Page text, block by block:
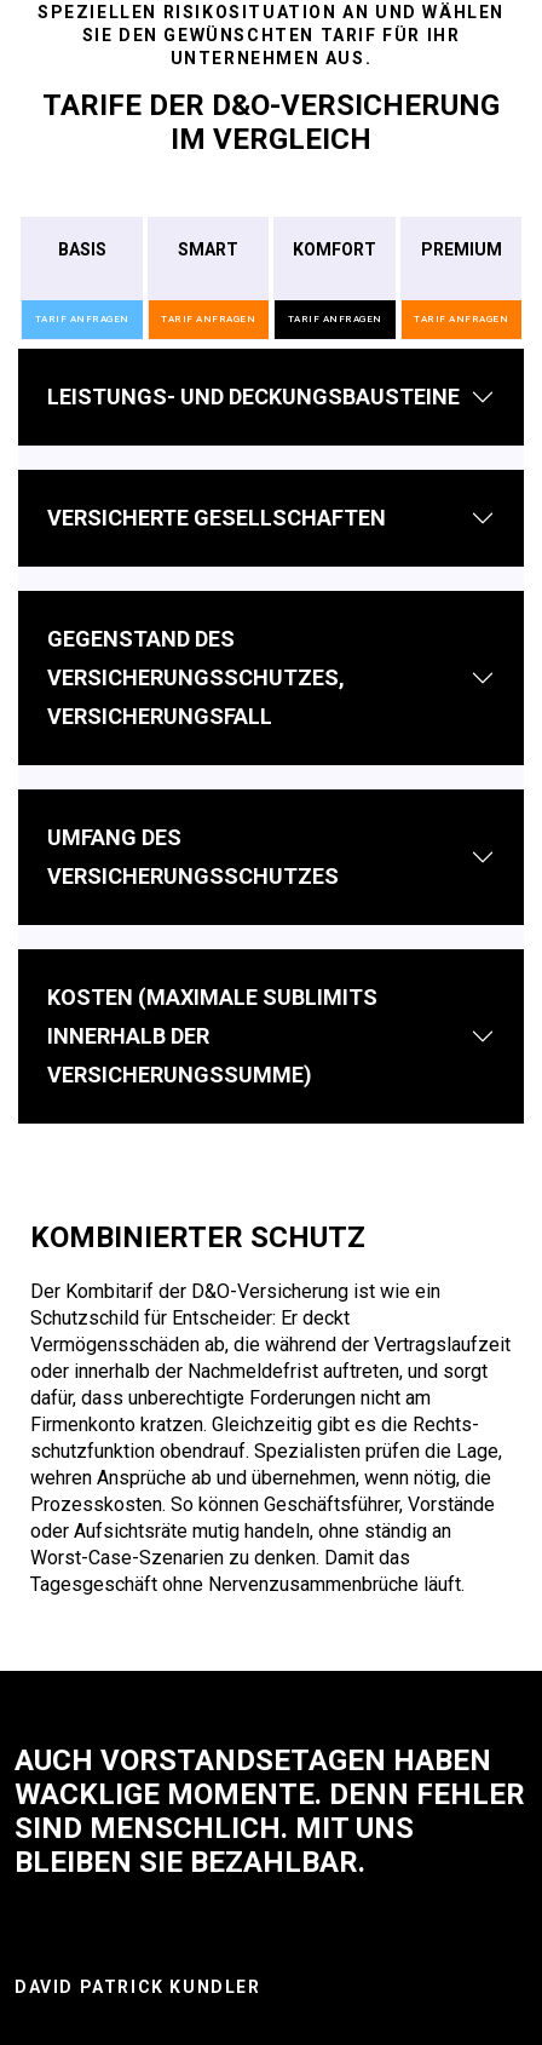
SPEZIELLEN RISIKOSITUATION AN UND WÄHLEN
SIE DEN GEWÜNSCHTEN TARIF FÜR IHR
UNTERNEHMEN AUS.
TARIFE DER D&O-VERSICHERUNG
IM VERGLEICH
BASIS
TARIF ANFRAGEN
SMART
TARIF ANFRAGEN
KOMFORT
TARIF ANFRAGEN
PREMIUM
TARIF ANFRAGEN
LEISTUNGS- UND DECKUNGSBAUSTEINE
VERSICHERTE GESELLSCHAFTEN
GEGENSTAND DES
VERSICHERUNGSSCHUTZES,
VERSICHERUNGSFALL
UMFANG DES
VERSICHERUNGSSCHUTZES
KOSTEN (MAXIMALE SUBLIMITS
INNERHALB DER
VERSICHERUNGSSUMME)
KOMBINIERTER SCHUTZ
Der Kombitarif der D&O-Versicherung ist wie ein
Schutzschild für Entscheider: Er deckt
Vermögensschäden ab, die während der Vertragslaufzeit
oder innerhalb der Nachmeldefrist auftreten, und sorgt
dafür, dass unberechtigte Forderungen nicht am
Firmenkonto kratzen. Gleichzeitig gibt es die Rechts­
schutzfunktion obendrauf. Spezialisten prüfen die Lage,
wehren Ansprüche ab und übernehmen, wenn nötig, die
Prozesskosten. So können Geschäftsführer, Vorstände
oder Aufsichtsräte mutig handeln, ohne ständig an
Worst-Case-Szenarien zu denken. Damit das
Tagesgeschäft ohne Nervenzusammenbrüche läuft.
AUCH VORSTANDSETAGEN HABEN
WACKLIGE MOMENTE. DENN FEHLER
SIND MENSCHLICH. MIT UNS
BLEIBEN SIE BEZAHLBAR.
DAVID PATRICK KUNDLER